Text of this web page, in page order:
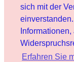
sich mit der
Erfahren Sie